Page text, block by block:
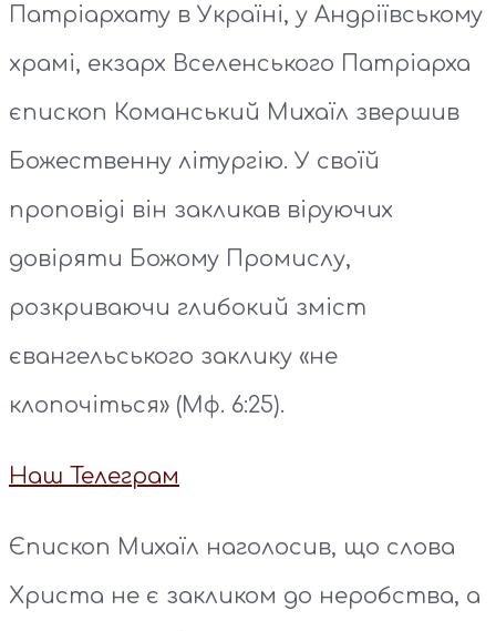
Патріархату в Україні, у Андріївському
храмі, екзарх Вселенського Патріарха
єпископ Команський Михаїл звершив
Божественну літургію. У своїй
проповіді він закликав віруючих
довіряти Божому Промислу,
розкриваючи глибокий зміст
євангельського заклику «не
клопочіться» (Мф. 6:25).
Наш Телеграм
Єпископ Михаїл наголосив, що слова
Христа не є закликом до неробства, а